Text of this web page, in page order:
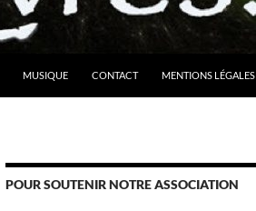
MUSIQUE CONTACT MENTIONS LÉGALES
POUR SOUTENIR NOTRE ASSOCIATION